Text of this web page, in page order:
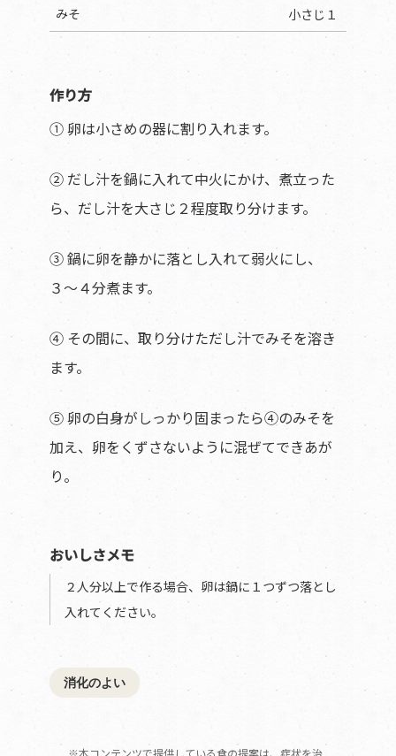
みそ
小さじ１
作り方
① 卵は小さめの器に割り入れます。
② だし汁を鍋に入れて中火にかけ、煮立った
ら、だし汁を大さじ２程度取り分けます。
③ 鍋に卵を静かに落とし入れて弱火にし、
３〜４分煮ます。
④ その間に、取り分けただし汁でみそを溶き
ます。
⑤ 卵の白身がしっかり固まったら④のみそを
加え、卵をくずさないように混ぜてできあが
り。
おいしさメモ
２人分以上で作る場合、卵は鍋に１つずつ落とし
入れてください。
消化のよい
※本コンテンツで提供している食の提案は、症状を治